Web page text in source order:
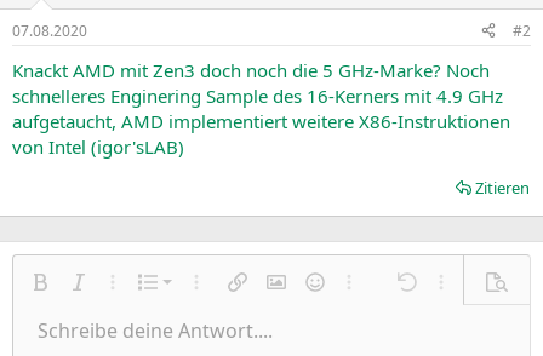
n
e
n
:
07.08.2020 #2
Knackt AMD mit Zen3 doch noch die 5 GHz-Marke? Noch
schnelleres Enginering Sample des 16-Kerners mit 4.9 GHz
aufgetaucht, AMD implementiert weitere X86-Instruktionen
von Intel (igor'sLAB)
Zitieren
Fett KursivWeitere Einstellungen…
Liste
Nummerierte Liste
Ungeordnete Liste
Weitere Einstellungen…
Link einfügen
Bild einfügen
SmileysWeitere Einstellungen…
Rückgängig
Weitere
Schriftgröße
9
TextfarbeSchriftfamilie
Arial
Durchgestrichen
Unterstrichen
Inline-Code
AusrichtungLinksbündig
Paragraph format
Normal
ZitatMedienTabelle einfügen
Insert horizontal line
SpoilerCode
Wiederholen
BBCode umschalten
Formatierung entfernen
EntwürfeEntwurf speichern
Schreibe deine Antwort....